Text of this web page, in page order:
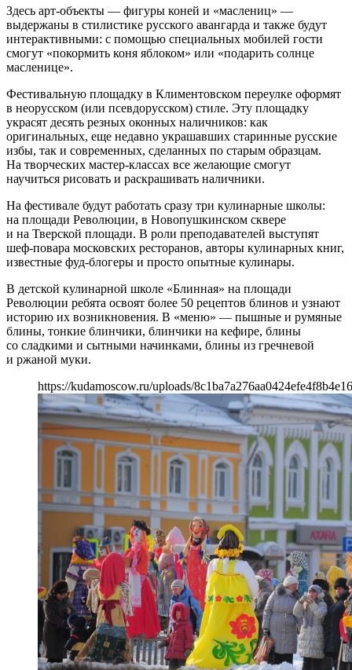
Здесь арт-объекты — фигуры коней и «маслениц» —
выдержаны в стилистике русского авангарда и также будут
интерактивными: с помощью специальных мобилей гости
смогут «покормить коня яблоком» или «подарить солнце
масленице».
Фестивальную площадку в Климентовском переулке оформят
в неорусском (или псевдорусском) стиле. Эту площадку
украсят десять резных оконных наличников: как
оригинальных, еще недавно украшавших старинные русские
избы, так и современных, сделанных по старым образцам.
На творческих мастер-классах все желающие смогут
научиться рисовать и раскрашивать наличники.
На фестивале будут работать сразу три кулинарные школы:
на площади Революции, в Новопушкинском сквере
и на Тверской площади. В роли преподавателей выступят
шеф-повара московских ресторанов, авторы кулинарных книг,
известные фуд-блогеры и просто опытные кулинары.
В детской кулинарной школе «Блинная» на площади
Революции ребята освоят более 50 рецептов блинов и узнают
историю их возникновения. В «меню» — пышные и румяные
блины, тонкие блинчики, блинчики на кефире, блины
со сладкими и сытными начинками, блины из гречневой
и ржаной муки.
https://kudamoscow.ru/uploads/